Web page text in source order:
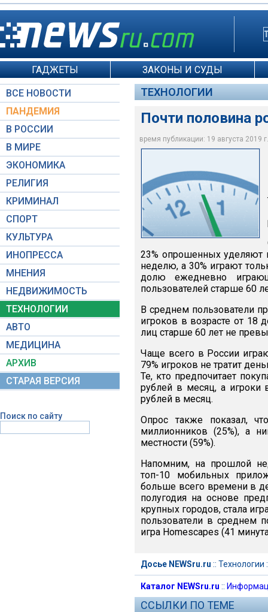
ГАДЖЕТЫ ЗАКОНЫ И СУДЫ
ВСЕ НОВОСТИ
ПАНДЕМИЯ
В РОССИИ
В МИРЕ
ЭКОНОМИКА
РЕЛИГИЯ
КРИМИНАЛ
СПОРТ
КУЛЬТУРА
ИНОПРЕССА
МНЕНИЯ
НЕДВИЖИМОСТЬ
ТЕХНОЛОГИИ
АВТО
МЕДИЦИНА
АРХИВ
СТАРАЯ ВЕРСИЯ
Поиск по сайту
ТЕХНОЛОГИИ
Почти половина
время публикации: 19 августа 2019
23% опрошенных уделяют
неделю, а 30% играют
долю ежедневно
пользователей старше 60
В среднем пользователи
игроков в возрасте от 18
лиц старше 60 лет не
Чаще всего в России
79% игроков не тратит
Те, кто предпочитает
рублей в месяц, а игроки
рублей в месяц.
Опрос также показал,
миллионников (25%), а
местности (59%).
Напомним, на прошлой
топ-10 мобильных
больше всего времени в
полугодия на основе
крупных городов, стала
пользователи в среднем
игра Homescapes (41
Досье NEWSru.ru :: Технологии
Каталог NEWSru.ru ::
ССЫЛКИ ПО ТЕМЕ